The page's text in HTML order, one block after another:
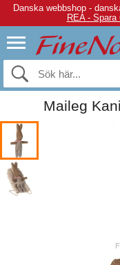
Danska webbshop -
REA -
Maileg